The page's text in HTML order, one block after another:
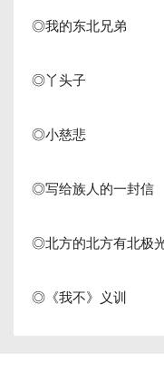
◎我的东北兄弟
◎丫头子
◎小慈悲
◎写给族人的一封信
◎北方的北方有北极
◎《我不》义训